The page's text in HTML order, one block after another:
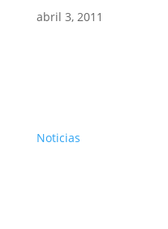
abril 3, 2011
Noticias